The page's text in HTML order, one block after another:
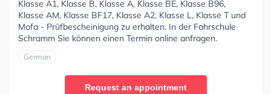
Klasse A1, Klasse B, Klasse A, Klasse BE, Klasse B96,
Klasse AM, Klasse BF17, Klasse A2, Klasse L, Klasse T und
Mofa - Prüfbescheinigung zu erhalten. In der Fahrschule
Schramm Sie können einen Termin online anfragen.
German
Request an appointment